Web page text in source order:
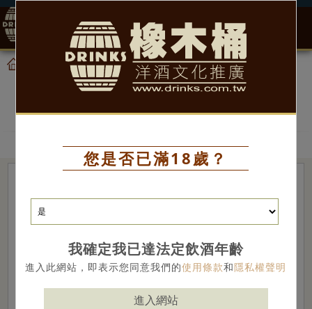
0
您是否已滿18歲？
我確定我已達法定飲酒年齡
進入此網站，即表示您同意我們的使用條款和隱私權聲明
進入網站
產品 威士忌
威士忌